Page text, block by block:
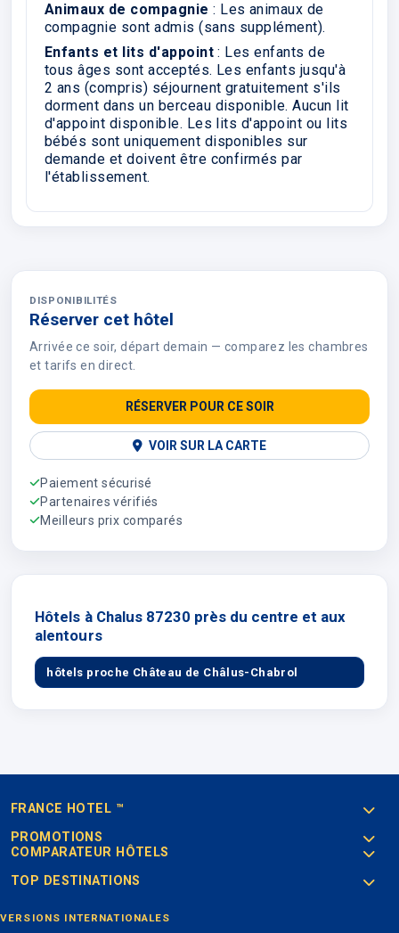
Animaux de compagnie : Les animaux de
compagnie sont admis (sans supplément).
Enfants et lits d'appoint : Les enfants de
tous âges sont acceptés. Les enfants jusqu'à
2 ans (compris) séjournent gratuitement s'ils
dorment dans un berceau disponible. Aucun lit
d'appoint disponible. Les lits d'appoint ou lits
bébés sont uniquement disponibles sur
demande et doivent être confirmés par
l'établissement.
DISPONIBILITÉS
Réserver cet hôtel
Arrivée ce soir, départ demain — comparez les chambres
et tarifs en direct.
RÉSERVER POUR CE SOIR
VOIR SUR LA CARTE
Paiement sécurisé
Partenaires vérifiés
Meilleurs prix comparés
Hôtels à Chalus 87230 près du centre et aux
alentours
hôtels proche Château de Châlus-Chabrol
FRANCE HOTEL ™
COMPARATEUR HÔTELS
TOP DESTINATIONS
PROMOTIONS
VERSIONS INTERNATIONALES